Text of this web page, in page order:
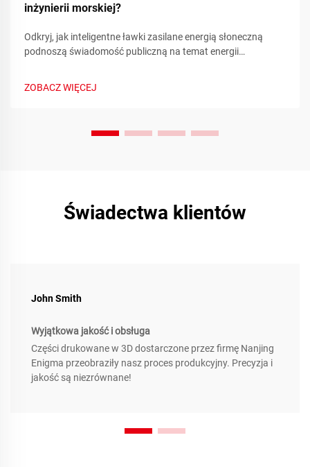
inżynierii morskiej?
Odkryj, jak inteligentne ławki zasilane energią słoneczną
podnoszą świadomość publiczną na temat energii
Dowiedz się więcej już dziś.
ZOBACZ WIĘCEJ
Świadectwa klientów
John Smith
Wyjątkowa jakość i obsługa
Części drukowane w 3D dostarczone przez firmę Nanjing
Enigma przeobraziły nasz proces produkcyjny. Precyzja i
jakość są niezrównane!